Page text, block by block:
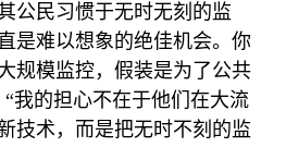
公民习惯于无时无刻的监
是难以想象的绝佳机会。你
规模监控，假装是为了公共
我的担心不在于他们在大流
技术，而是把无时不刻的监